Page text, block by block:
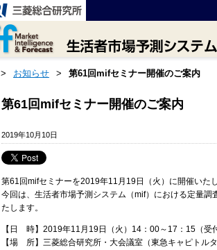
> お知らせ > 第61回mifセミナー開催のご案内
第61回mifセミナー開催のご案内
2019年10月10日
第61回mifセミナーを2019年11月19日（火）に開催いた
今回は、生活者市場予測システム（mif）における定量
たします。
【日 時】2019年11月19日（火）14：00～17：15（受
【場 所】三菱総合研究所・大会議室（東急キャピトル